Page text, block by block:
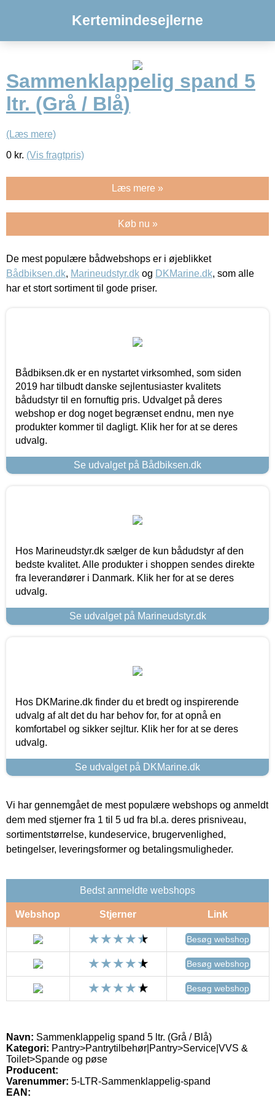
Kertemindesejlerne
Sammenklappelig spand 5
ltr. (Grå / Blå)
(Læs mere)
0 kr. (Vis fragtpris)
Læs mere »
Køb nu »
De mest populære bådwebshops er i øjeblikket
Bådbiksen.dk, Marineudstyr.dk og DKMarine.dk, som alle
har et stort sortiment til gode priser.
Bådbiksen.dk er en nystartet virksomhed, som siden
2019 har tilbudt danske sejlentusiaster kvalitets
bådudstyr til en fornuftig pris. Udvalget på deres
webshop er dog noget begrænset endnu, men nye
produkter kommer til dagligt. Klik her for at se deres
udvalg.
Se udvalget på Bådbiksen.dk
Hos Marineudstyr.dk sælger de kun bådudstyr af den
bedste kvalitet. Alle produkter i shoppen sendes direkte
fra leverandører i Danmark. Klik her for at se deres
udvalg.
Se udvalget på Marineudstyr.dk
Hos DKMarine.dk finder du et bredt og inspirerende
udvalg af alt det du har behov for, for at opnå en
komfortabel og sikker sejltur. Klik her for at se deres
udvalg.
Se udvalget på DKMarine.dk
Vi har gennemgået de mest populære webshops og anmeldt
dem med stjerner fra 1 til 5 ud fra bl.a. deres prisniveau,
sortimentstørrelse, kundeservice, brugervenlighed,
betingelser, leveringsformer og betalingsmuligheder.
Bedst anmeldte webshops
Webshop Stjerner Link
Besøg webshop
Besøg webshop
Besøg webshop
Navn: Sammenklappelig spand 5 ltr. (Grå / Blå)
Kategori: Pantry>Pantrytilbehør|Pantry>Service|VVS &
Toilet>Spande og pøse
Producent:
Varenummer: 5-LTR-Sammenklappelig-spand
EAN: